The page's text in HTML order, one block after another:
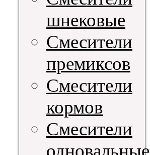
шнековые
Смесители
премиксов
Смесители
кормов
Смесители
одновальные